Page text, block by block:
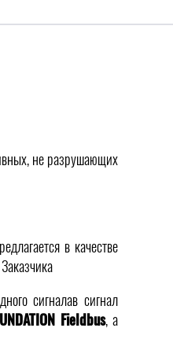
не разрушающих
в качестве
сигналав сигнал
Fieldbus, а